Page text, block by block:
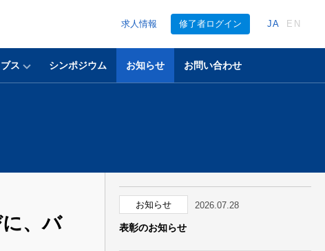
求人情報 修了者ログイン JA EN
ス シンポジウム お知らせ お問い合わせ
、バ
お知らせ 2026.07.28
表彰のお知らせ